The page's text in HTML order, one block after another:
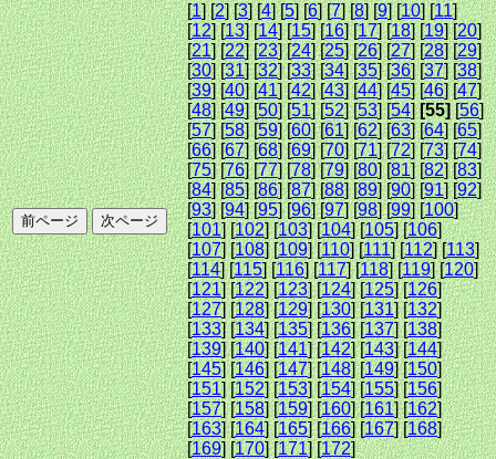
[1] [2] [3] [4] [5] [6] [7] [8] [9] [10] [11]
[12] [13] [14] [15] [16] [17] [18] [19] [20]
[21] [22] [23] [24] [25] [26] [27] [28] [29]
[30] [31] [32] [33] [34] [35] [36] [37] [38]
[39] [40] [41] [42] [43] [44] [45] [46] [47]
[48] [49] [50] [51] [52] [53] [54][55][56]
[57] [58] [59] [60] [61] [62] [63] [64] [65]
[66] [67] [68] [69] [70] [71] [72] [73] [74]
[75] [76] [77] [78] [79] [80] [81] [82] [83]
[84] [85] [86] [87] [88] [89] [90] [91] [92]
[93] [94] [95] [96] [97] [98] [99] [100]
[101] [102] [103] [104] [105] [106]
[107] [108] [109] [110] [111] [112] [113]
[114] [115] [116] [117] [118] [119] [120]
[121] [122] [123] [124] [125] [126]
[127] [128] [129] [130] [131] [132]
[133] [134] [135] [136] [137] [138]
[139] [140] [141] [142] [143] [144]
[145] [146] [147] [148] [149] [150]
[151] [152] [153] [154] [155] [156]
[157] [158] [159] [160] [161] [162]
[163] [164] [165] [166] [167] [168]
[169] [170] [171] [172]